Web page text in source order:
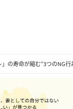
の寿命が縮む“3つのNG